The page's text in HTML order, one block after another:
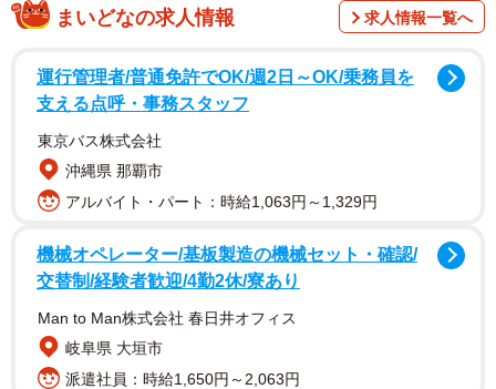
まいどなの求人情報 求人情報一覧へ
運行管理者/普通免許でOK/週2日～OK/乗務員を
支える点呼・事務スタッフ
東京バス株式会社
沖縄県 那覇市
アルバイト・パート：時給1,063円～1,329円
機械オペレーター/基板製造の機械セット・確認/
交替制/経験者歓迎/4勤2休/寮あり
Man to Man株式会社 春日井オフィス
岐阜県 大垣市
派遣社員：時給1,650円～2,063円